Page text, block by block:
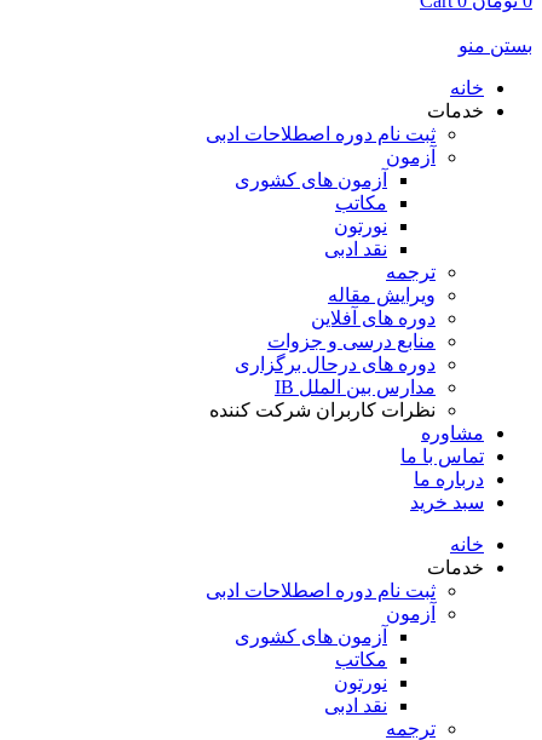
بستن منو
خانه
خدمات
ثبت نام دوره اصطلاحات ادبی
آزمون
آزمون های کشوری
مکاتب
نورتون
نقد ادبی
ترجمه
ویرایش مقاله
دوره های آفلاین
منابع درسی و جزوات
دوره های درحال برگزاری
مدارس بین الملل IB
نظرات کاربران شرکت کننده
مشاوره
تماس با ما
درباره ما
سبد خرید
خانه
خدمات
ثبت نام دوره اصطلاحات ادبی
آزمون
آزمون های کشوری
مکاتب
نورتون
نقد ادبی
ترجمه